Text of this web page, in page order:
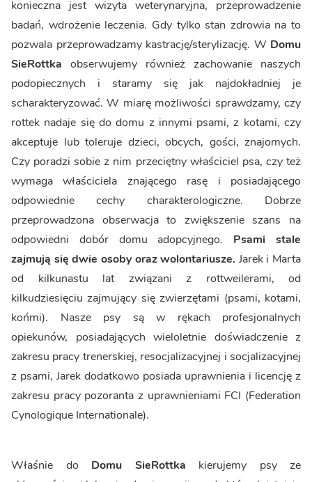
konieczna jest wizyta weterynaryjna, przeprowadzenie
badań, wdrożenie leczenia. Gdy tylko stan zdrowia na to
pozwala przeprowadzamy kastrację/sterylizację. W Domu
SieRottka obserwujemy również zachowanie naszych
podopiecznych i staramy się jak najdokładniej je
scharakteryzować. W miarę możliwości sprawdzamy, czy
rottek nadaje się do domu z innymi psami, z kotami, czy
akceptuje lub toleruje dzieci, obcych, gości, znajomych.
Czy poradzi sobie z nim przeciętny właściciel psa, czy też
wymaga właściciela znającego rasę i posiadającego
odpowiednie cechy charakterologiczne. Dobrze
przeprowadzona obserwacja to zwiększenie szans na
odpowiedni dobór domu adopcyjnego. Psami stale
zajmują się dwie osoby oraz wolontariusze. Jarek i Marta
od kilkunastu lat związani z rottweilerami, od
kilkudziesięciu zajmujący się zwierzętami (psami, kotami,
końmi). Nasze psy są w rękach profesjonalnych
opiekunów, posiadających wieloletnie doświadczenie z
zakresu pracy trenerskiej, resocjalizacyjnej i socjalizacyjnej
z psami, Jarek dodatkowo posiada uprawnienia i licencję z
zakresu pracy pozoranta z uprawnieniami FCI (Federation
Cynologique Internationale).
Właśnie do Domu SieRottka kierujemy psy ze